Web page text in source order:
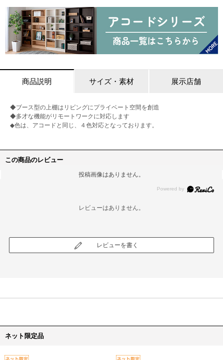
商品説明 サイズ・素材 展示店舗
◆ブース型の上棚はリビングにプライベート空間を創造
◆多才な機能がリモートワークに対応します
◆色は、アコードと同じ、４色対応となっております。
この商品のレビュー
投稿画像はありません。
レビューはありません。
レビューを書く
ネット限定品